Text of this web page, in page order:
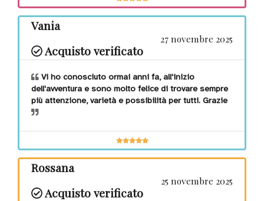
Blog
Chi siamo
Vania
27 novembre 2025
Acquisto verificato
Vi ho conosciuto ormai anni fa, all'inizio
dell'avventura e sono molto felice di trovare sempre
più attenzione, varietà e possibilità per tutti. Grazie
Rossana
25 novembre 2025
Acquisto verificato